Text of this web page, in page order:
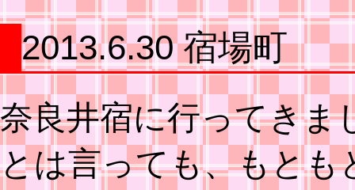
2013.6.30 宿場町
奈良井宿に行ってきま
とは言っても、もとも